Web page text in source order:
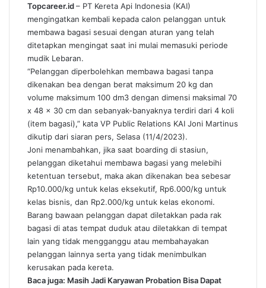
Topcareer.id– PT Kereta Api Indonesia (KAI)
mengingatkan kembali kepada calon pelanggan untuk
membawa bagasi sesuai dengan aturan yang telah
ditetapkan mengingat saat ini mulai memasuki periode
mudik Lebaran.
“Pelanggan diperbolehkan membawa bagasi tanpa
dikenakan bea dengan berat maksimum 20 kg dan
volume maksimum 100 dm3 dengan dimensi maksimal 70
x 48 x 30 cm dan sebanyak-banyaknya terdiri dari 4 koli
(item bagasi),” kata VP Public Relations KAI Joni Martinus
dikutip dari siaran pers, Selasa (11/4/2023).
Joni menambahkan, jika saat boarding di stasiun,
pelanggan diketahui membawa bagasi yang melebihi
ketentuan tersebut, maka akan dikenakan bea sebesar
Rp10.000/kg untuk kelas eksekutif, Rp6.000/kg untuk
kelas bisnis, dan Rp2.000/kg untuk kelas ekonomi.
Barang bawaan pelanggan dapat diletakkan pada rak
bagasi di atas tempat duduk atau diletakkan di tempat
lain yang tidak mengganggu atau membahayakan
pelanggan lainnya serta yang tidak menimbulkan
kerusakan pada kereta.
Baca juga: Masih Jadi Karyawan Probation Bisa Dapat